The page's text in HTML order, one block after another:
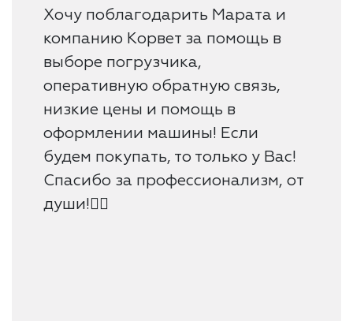
Хочу поблагодарить Марата и
компанию Корвет за помощь в
выборе погрузчика,
оперативную обратную связь,
низкие цены и помощь в
оформлении машины! Если
будем покупать, то только у Вас!
Спасибо за профессионализм, от
души!👍🏻